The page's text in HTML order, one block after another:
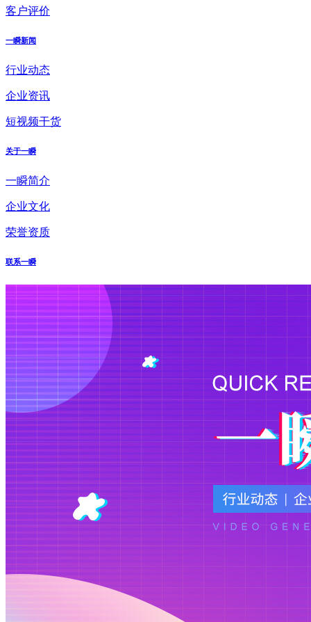
客户评价
一瞬新闻
行业动态
企业资讯
短视频干货
关于一瞬
一瞬简介
企业文化
荣誉资质
联系一瞬